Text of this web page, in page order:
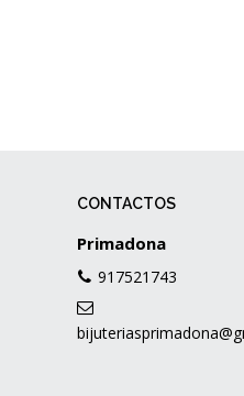
CONTACTOS
Primadona
917521743